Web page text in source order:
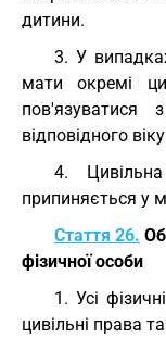
дитини.
3. У
мати окремі
пов'язуватися
відповідного
4.
припиняється у
Стаття 26.
фізичної особи
1. Усі
цивільні права